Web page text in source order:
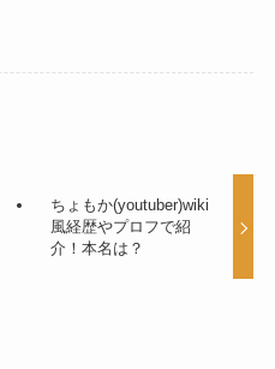
ちょもか(youtuber)wiki
風経歴やプロフで紹
介！本名は？